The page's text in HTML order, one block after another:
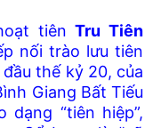
tiênTru Tiên
nối trào lưu tiên
thế kỷ 20, của
Giang Bất Tiếu
dạng “tiên hiệp”,